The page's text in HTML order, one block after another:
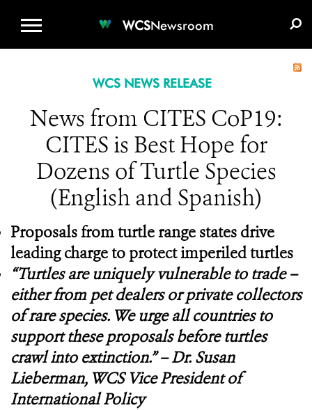
WCSNewsroom
WCS NEWS RELEASE
News from CITES CoP19:
CITES is Best Hope for
Dozens of Turtle Species
(English and Spanish)
Proposals from turtle range states drive
leading charge to protect imperiled turtles
“Turtles are uniquely vulnerable to trade –
either from pet dealers or private collectors
of rare species. We urge all countries to
support these proposals before turtles
crawl into extinction.” – Dr. Susan
Lieberman, WCS Vice President of
International Policy